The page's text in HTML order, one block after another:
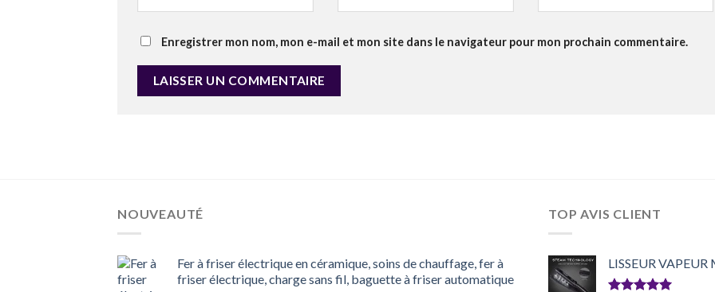
Enregistrer mon nom, mon e-mail et mon site dans le navigateur pour mon prochain commentaire.
NOUVEAUTÉ
Fer à friser électrique en céramique, soins de chauffage, fer à
friser électrique, charge sans fil, baguette à friser automatique
TOP AVIS CLIENT
LISSEUR